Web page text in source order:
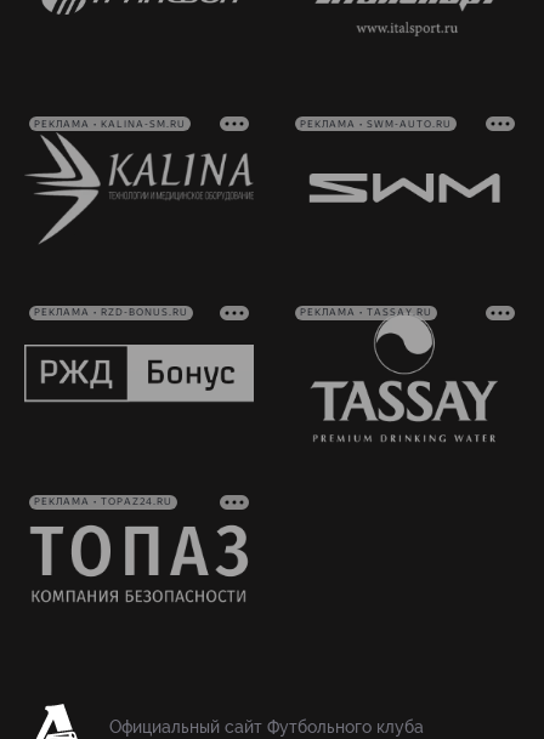
РЕКЛАМА • KALINA-SM.RU РЕКЛАМА • SWM-AUTO.RU
РЕКЛАМА • RZD-BONUS.RU РЕКЛАМА • TASSAY.RU
РЕКЛАМА • TOPAZ24.RU
Официальный сайт Футбольного клуба